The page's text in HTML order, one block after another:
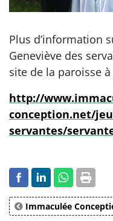
Plus d’information
Geneviève des
site de la paroisse à
http://
conception.net/
servantes/
Immaculée